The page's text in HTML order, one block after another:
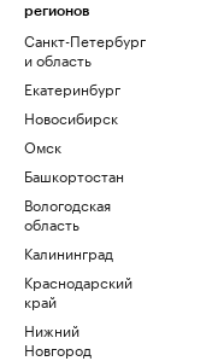
регионов
Санкт-Петербург
и область
Екатеринбург
Новосибирск
Омск
Башкортостан
Вологодская
область
Калининград
Краснодарский
край
Нижний
Новгород